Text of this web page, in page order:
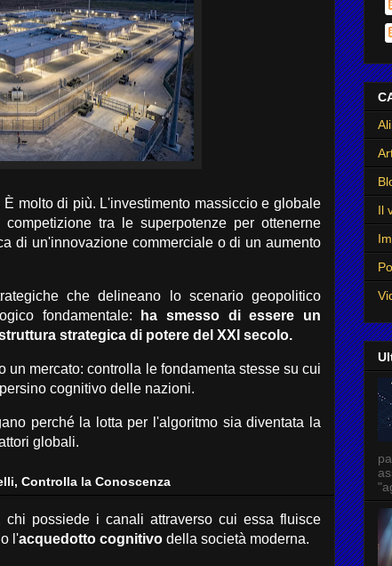
È molto di più. L'investimento massiccio e globale
tra le superpotenze per ottenerne
di un'innovazione commerciale o di un aumento
che delineano lo scenario geopolitico
fondamentale:
ha smesso di essere un
strategica di potere del XXI secolo.
un mercato: controlla le fondamenta stesse su cui
cognitivo delle nazioni.
perché la lotta per l'algoritmo sia diventata la
globali.
Controlla la Conoscenza
chi possiede i canali attraverso cui essa fluisce
l'acquedotto cognitivo della società moderna.
Il